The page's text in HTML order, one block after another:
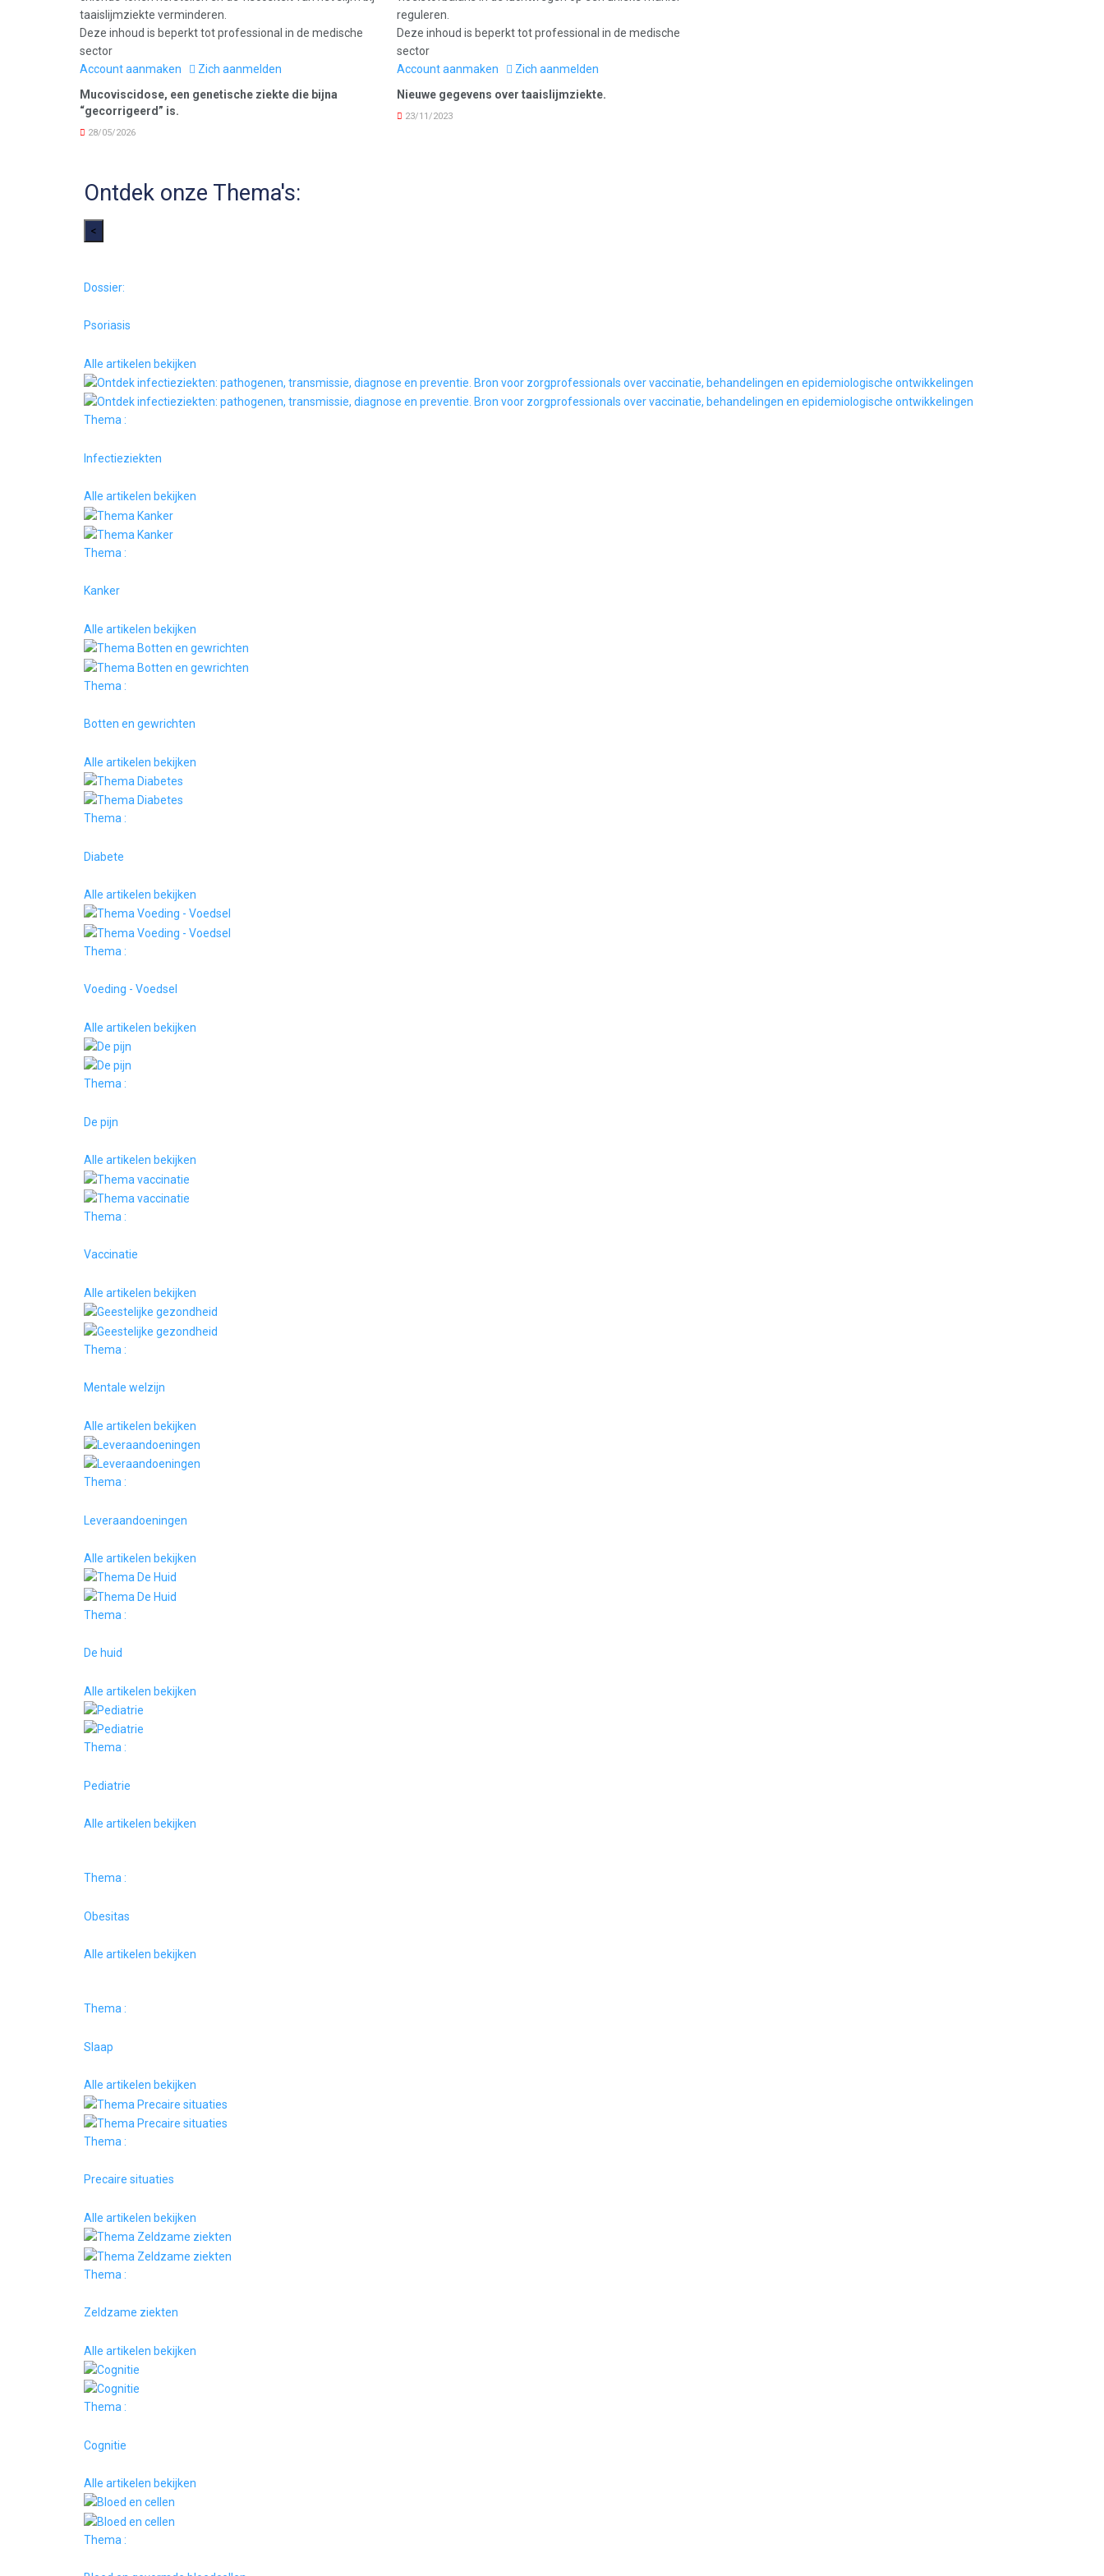
Deze inhoud is beperkt tot professional in de medische
sector
Account aanmaken
Zich aanmelden
Mucoviscidose, een genetische ziekte die bijna
“gecorrigeerd” is.
28/05/2026
Deze inhoud is beperkt tot professional in de medische
sector
Account aanmaken
Zich aanmelden
Nieuwe gegevens over taaislijmziekte.
23/11/2023
Ontdek onze Thema's:
<
Dossier:
Psoriasis
Alle artikelen bekijken
Thema :
Infectieziekten
Alle artikelen bekijken
Thema :
Kanker
Alle artikelen bekijken
Thema :
Botten en gewrichten
Alle artikelen bekijken
Thema :
Diabete
Alle artikelen bekijken
Thema :
Voeding - Voedsel
Alle artikelen bekijken
Thema :
De pijn
Alle artikelen bekijken
Thema :
Vaccinatie
Alle artikelen bekijken
Thema :
Mentale welzijn
Alle artikelen bekijken
Thema :
Leveraandoeningen
Alle artikelen bekijken
Thema :
De huid
Alle artikelen bekijken
Thema :
Pediatrie
Alle artikelen bekijken
Thema :
Obesitas
Alle artikelen bekijken
Thema :
Slaap
Alle artikelen bekijken
Thema :
Precaire situaties
Alle artikelen bekijken
Thema :
Zeldzame ziekten
Alle artikelen bekijken
Thema :
Cognitie
Alle artikelen bekijken
Thema :